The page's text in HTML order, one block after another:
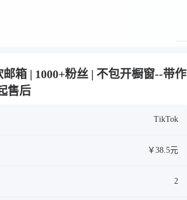
箱 | 1000+粉丝 | 不包开橱窗--带作
售后
TikTok
￥38.5元
2